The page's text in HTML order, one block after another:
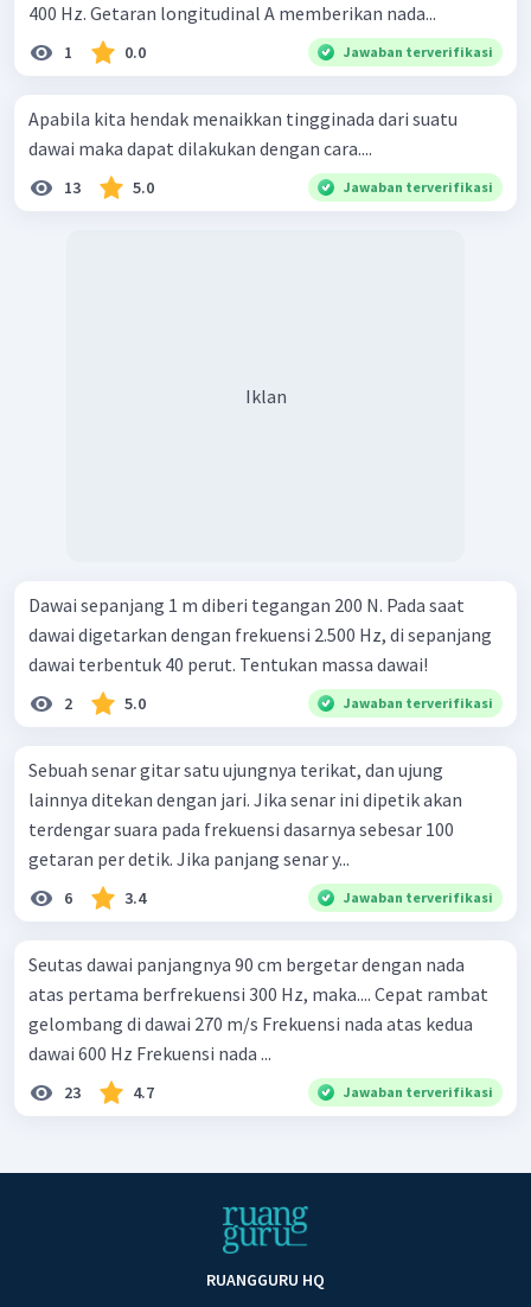
400 Hz. Getaran longitudinal A memberikan nada...
1 0.0 Jawaban terverifikasi
Apabila kita hendak menaikkan tingginada dari suatu
dawai maka dapat dilakukan dengan cara....
13 5.0 Jawaban terverifikasi
Iklan
Dawai sepanjang 1 m diberi tegangan 200 N. Pada saat
dawai digetarkan dengan frekuensi 2.500 Hz, di sepanjang
dawai terbentuk 40 perut. Tentukan massa dawai!
2 5.0 Jawaban terverifikasi
Sebuah senar gitar satu ujungnya terikat, dan ujung
lainnya ditekan dengan jari. Jika senar ini dipetik akan
terdengar suara pada frekuensi dasarnya sebesar 100
getaran per detik. Jika panjang senar y...
6 3.4 Jawaban terverifikasi
Seutas dawai panjangnya 90 cm bergetar dengan nada
atas pertama berfrekuensi 300 Hz, maka.... Cepat rambat
gelombang di dawai 270 m/s Frekuensi nada atas kedua
dawai 600 Hz Frekuensi nada ...
23 4.7 Jawaban terverifikasi
RUANGGURU HQ